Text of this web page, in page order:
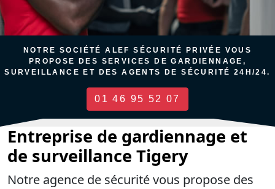
NOTRE SOCIÉTÉ ALEF SÉCURITÉ PRIVÉE VOUS
PROPOSE DES SERVICES DE GARDIENNAGE,
SURVEILLANCE ET DES AGENTS DE SÉCURITÉ 24H/24.
01 46 95 52 07
Entreprise de gardiennage et
de surveillance Tigery
Notre agence de sécurité vous propose des